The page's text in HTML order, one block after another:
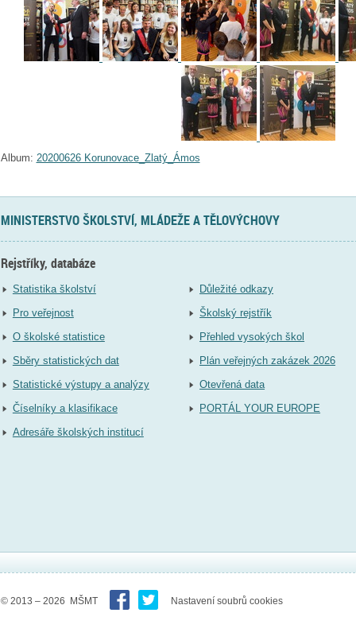
Album: 20200626 Korunovace_Zlatý_Ámos
MINISTERSTVO ŠKOLSTVÍ, MLÁDEŽE A TĚLOVÝCHOVY
Rejstříky, databáze
Statistika školství
Pro veřejnost
O školské statistice
Sběry statistických dat
Statistické výstupy a analýzy
Číselníky a klasifikace
Adresáře školských institucí
Důležité odkazy
Školský rejstřík
Přehled vysokých škol
Plán veřejných zakázek 2026
Otevřená data
PORTÁL YOUR EUROPE
© 2013 – 2026 MŠMT Nastavení soubrů cookies